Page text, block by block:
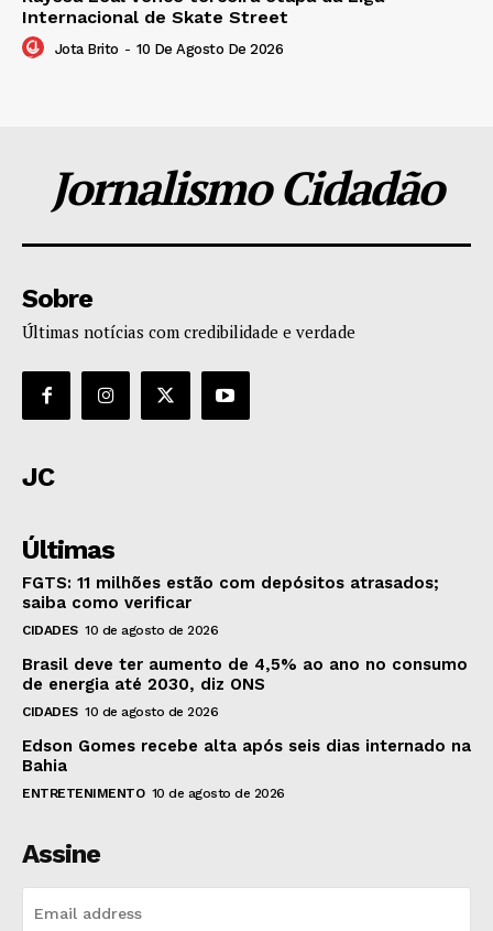
Internacional de Skate Street
Jota Brito - 10 De Agosto De 2026
Jornalismo Cidadão
Sobre
Últimas notícias com credibilidade e verdade
JC
Últimas
FGTS: 11 milhões estão com depósitos atrasados;
saiba como verificar
CIDADES 10 de agosto de 2026
Brasil deve ter aumento de 4,5% ao ano no consumo
de energia até 2030, diz ONS
CIDADES 10 de agosto de 2026
Edson Gomes recebe alta após seis dias internado na
Bahia
ENTRETENIMENTO 10 de agosto de 2026
Assine